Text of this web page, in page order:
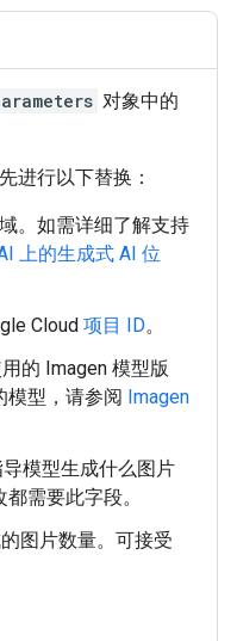
对象中的
进行以下替换：
。如需详细了解支持
上的生成式 AI 位
Cloud 项目 ID。
用的 Imagen 模型版
模型，请参阅 Imagen
模型生成什么图片
需要此字段。
图片数量。可接受